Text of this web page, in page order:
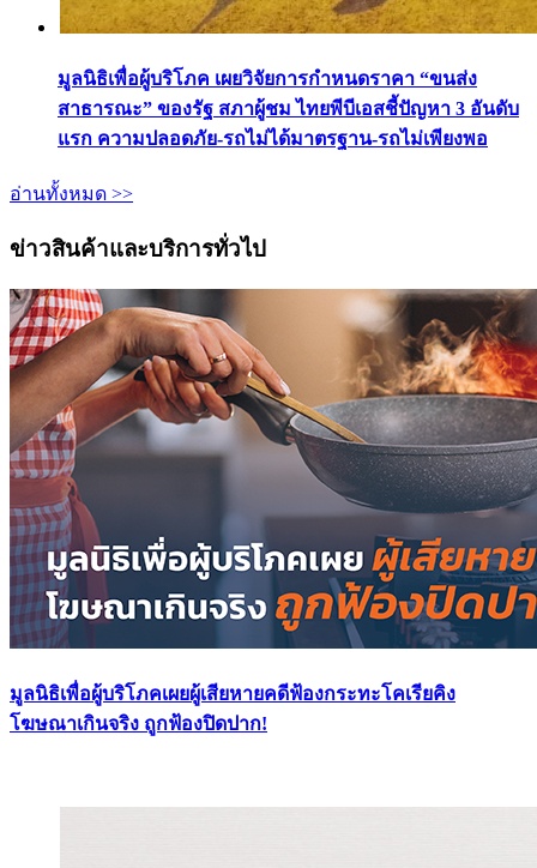
มูลนิธิเพื่อผู้บริโภค เผยวิจัยการกำหนดราคา “ขนส่ง
สาธารณะ” ของรัฐ สภาผู้ชม ไทยพีบีเอสชี้ปัญหา 3 อันดับ
แรก ความปลอดภัย-รถไม่ได้มาตรฐาน-รถไม่เพียงพอ
อ่านทั้งหมด >>
ข่าวสินค้าและบริการทั่วไป
มูลนิธิเพื่อผู้บริโภคเผยผู้เสียหายคดีฟ้องกระทะโคเรียคิง
โฆษณาเกินจริง ถูกฟ้องปิดปาก!